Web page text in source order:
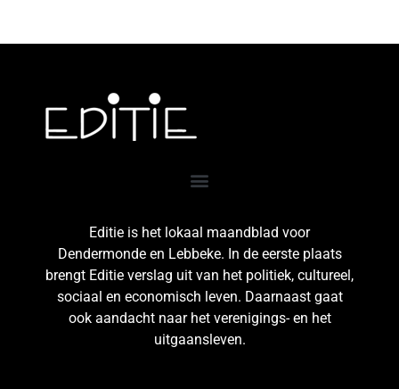
Editie is het lokaal maandblad voor
Dendermonde en Lebbeke. In de eerste plaats
brengt Editie verslag uit van het politiek, cultureel,
sociaal en economisch leven. Daarnaast gaat
ook aandacht naar het verenigings- en het
uitgaansleven.